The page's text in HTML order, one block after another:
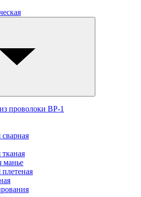
проволоки ВР-1
сварная
тканая
манье